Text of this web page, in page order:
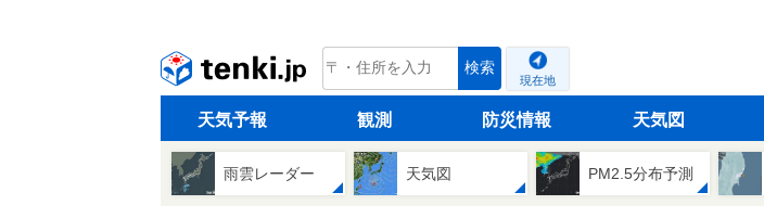
tenki.jp 検索
現在地
天気予報 観測 防災情報 天気図
雨雲レーダー 天気図 PM2.5分布予測